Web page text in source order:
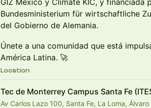
GIZ México y Climate KIC, y financiada
Bundesministerium für wirtschaftliche
del Gobierno de Alemania.
Únete a una comunidad que está
América Latina. 🚀
Location
Tec de Monterrey Campus Santa Fe
Av Carlos Lazo 100, Santa Fe, La Loma,